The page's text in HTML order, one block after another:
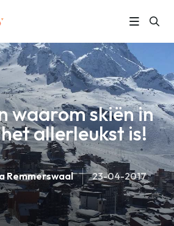
4 redenen waarom skiën in de lente het allerleukst is!
waarom skiën in
allerleukst is!
Remmerswaal 23-04-2017